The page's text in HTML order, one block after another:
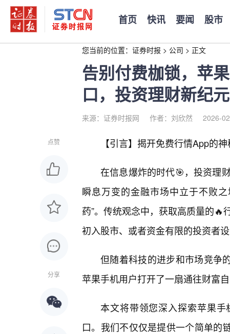
首页 快讯 要闻 股市
您当前的位置： 证券时报 > 公司 > 正文
告别付费枷锁，苹
口，投资理财新纪元
来源：证券时报网 作者：刘欣然 2026-
点赞
分享
【引言】揭开免费行情App的
在信息爆炸的时代🎯，投资理
瞬息万变的金融市场中立于不败
药”。传统观念中，获取高质量的
初入股市、或者资金有限的投资者
但随着科技的进步和市场竞争
苹果手机用户打开了一扇通往财富自
本文将带领您深入探索苹果
口。我们不仅仅是提供一个简单的